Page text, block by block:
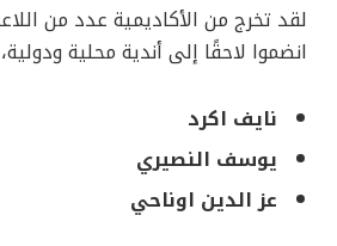
لقد تخرج من الأكاديمية عدد من
انضموا لاحقًا إلى أندية محلية
نايف اكرد
يوسف النصيري
عز الدين اوناحي